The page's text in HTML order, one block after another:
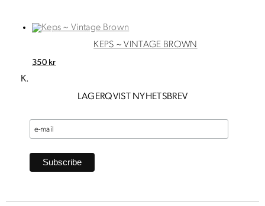
2100 kr.800 kr.
KEPS ~ VINTAGE BROWN
350 kr
K.
LAGERQVIST NYHETSBREV